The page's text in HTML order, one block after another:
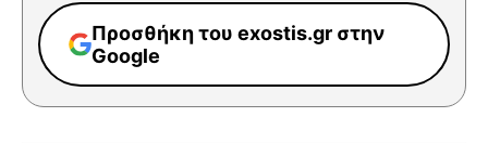
Προσθήκη του exostis.gr στην
Google